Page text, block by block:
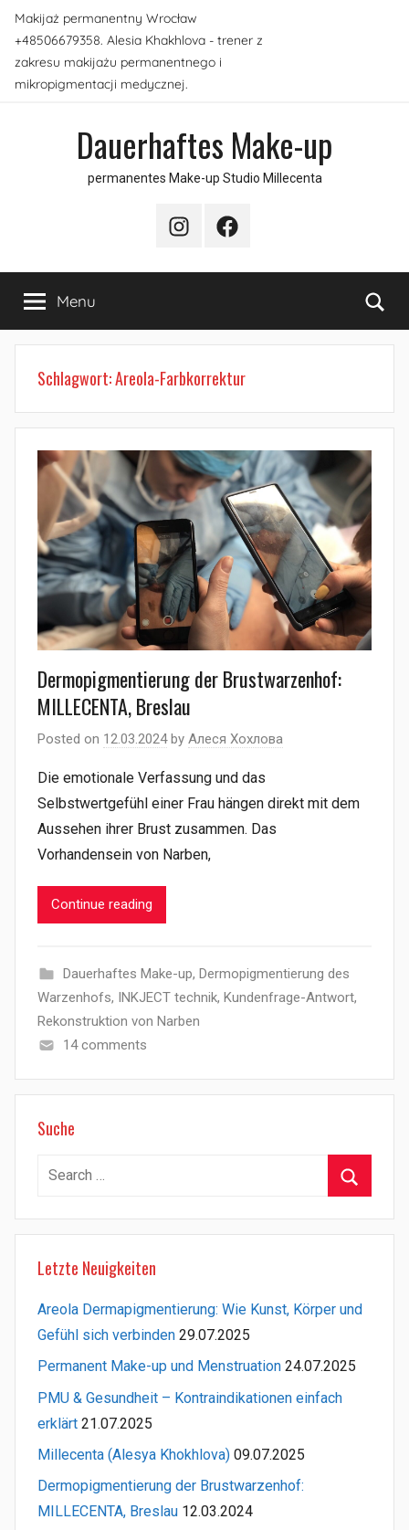
Skip
content
Makijaż permanentny Wrocław
+48506679358. Alesia Khakhlova - trener z
zakresu makijażu permanentnego i
mikropigmentacji medycznej.
Dauerhaftes Make-up
permanentes Make-up Studio Millecenta
InstagramFacebook
Menu
Schlagwort:Areola-Farbkorrektur
Dermopigmentierung der Brustwarzenhof:
MILLECENTA, Breslau
Posted on 12.03.2024by Алеся Хохлова
Die emotionale Verfassung und das
Selbstwertgefühl einer Frau hängen direkt mit dem
Aussehen ihrer Brust zusammen. Das
Vorhandensein von Narben,
Continue reading
Dauerhaftes Make-up, Dermopigmentierung des
Warzenhofs, INKJECT technik, Kundenfrage-Antwort,
Rekonstruktion von Narben
14 comments
Suche
Search
Letzte Neuigkeiten
Areola Dermapigmentierung: Wie Kunst, Körper und
Gefühl sich verbinden 29.07.2025
Permanent Make-up und Menstruation 24.07.2025
PMU & Gesundheit – Kontraindikationen einfach
erklärt 21.07.2025
Millecenta (Alesya Khokhlova) 09.07.2025
Dermopigmentierung der Brustwarzenhof:
MILLECENTA, Breslau 12.03.2024